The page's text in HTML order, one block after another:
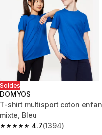
Soldes
DOMYOS
T-shirt multisport coton
mixte, Bleu
4.7
4.7 out of 5 stars from 1394
(1394)